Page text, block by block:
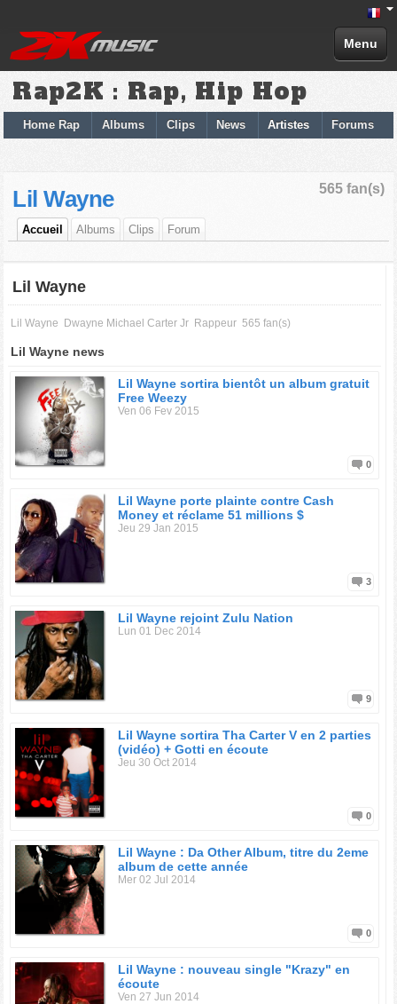
Menu
Rap2K : Rap, Hip Hop
Home Rap Albums Clips News Artistes Forums
565 fan(s)
Lil Wayne
Accueil Albums Clips Forum
Lil Wayne
Lil Wayne Dwayne Michael Carter Jr Rappeur 565 fan(s)
Lil Wayne news
Lil Wayne sortira bientôt un album gratuit
Free Weezy
Ven 06 Fev 2015
0
Lil Wayne porte plainte contre Cash
Money et réclame 51 millions $
Jeu 29 Jan 2015
3
Lil Wayne rejoint Zulu Nation
Lun 01 Dec 2014
9
Lil Wayne sortira Tha Carter V en 2 parties
(vidéo) + Gotti en écoute
Jeu 30 Oct 2014
0
Lil Wayne : Da Other Album, titre du 2eme
album de cette année
Mer 02 Jul 2014
0
Lil Wayne : nouveau single "Krazy" en
écoute
Ven 27 Jun 2014